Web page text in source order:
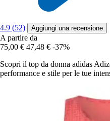
4.9 (52) Aggiungi una recensione
A partire da
75,00 € 47,48 € -37%
Scopri il top da donna adidas
performance e stile per le tue